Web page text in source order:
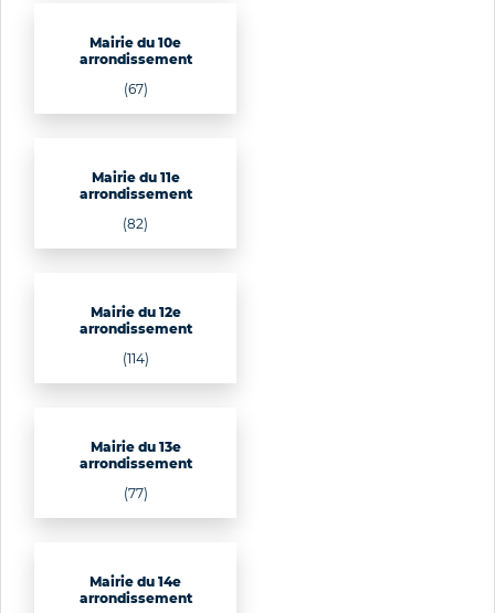
Mairie du 10e
arrondissement
(67)
Mairie du 11e
arrondissement
(82)
Mairie du 12e
arrondissement
(114)
Mairie du 13e
arrondissement
(77)
Mairie du 14e
arrondissement